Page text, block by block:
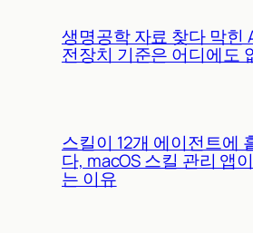
생명공학 자료 찾다 막힌
전장치 기준은 어디에도
스킬이 12개 에이전트에
다, macOS 스킬 관리 앱
는 이유